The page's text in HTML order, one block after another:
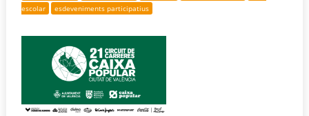
escolar
esdeveniments participatius